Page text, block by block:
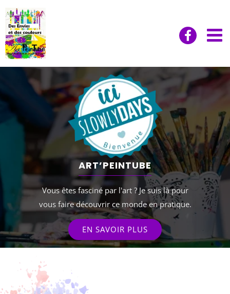
Passer
au
contenu
ART’PEINTUBE
Vous êtes fasciné par l'art ? Je suis là pour
vous faire découvrir ce monde en pratique.
EN SAVOIR PLUS